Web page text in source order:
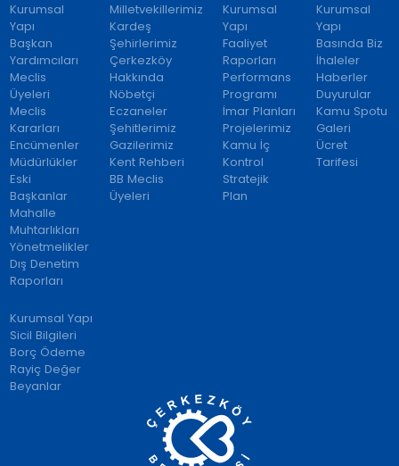
Kurumsal
Yapı
Başkan
Yardımcıları
Meclis
Üyeleri
Meclis
Kararları
Encümenler
Müdürlükler
Eski
Başkanlar
Mahalle
Muhtarlıkları
Yönetmelikler
Dış Denetim
Raporları
Milletvekillerimiz
Kardeş
Şehirlerimiz
Çerkezköy
Hakkında
Nöbetçi
Eczaneler
Şehitlerimiz
Gazilerimiz
Kent Rehberi
BB Meclis
Üyeleri
Kurumsal
Yapı
Faaliyet
Raporları
Performans
Programı
İmar Planları
Projelerimiz
Kamu İç
Kontrol
Stratejik
Plan
Kurumsal
Yapı
Basında Biz
İhaleler
Haberler
Duyurular
Kamu Spotu
Galeri
Ücret
Tarifesi
Kurumsal Yapı
Sicil Bilgileri
Borç Ödeme
Rayiç Değer
Beyanlar